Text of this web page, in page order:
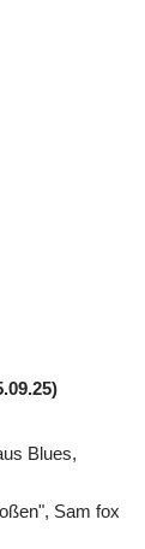
Blues,
Sam fox